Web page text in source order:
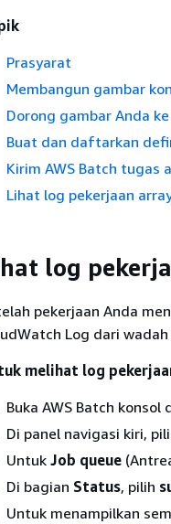
Prasyarat
Membangun gambar
Dorong gambar Anda ke
Buat dan daftarkan
Kirim AWS Batch tugas
Lihat log pekerjaan
log
pekerjaan Anda
Log dari
melihat log
Buka AWS Batch konsol
Di panel navigasi kiri,
Untuk Job queue
Di bagian Status, pilih
Untuk menampilkan